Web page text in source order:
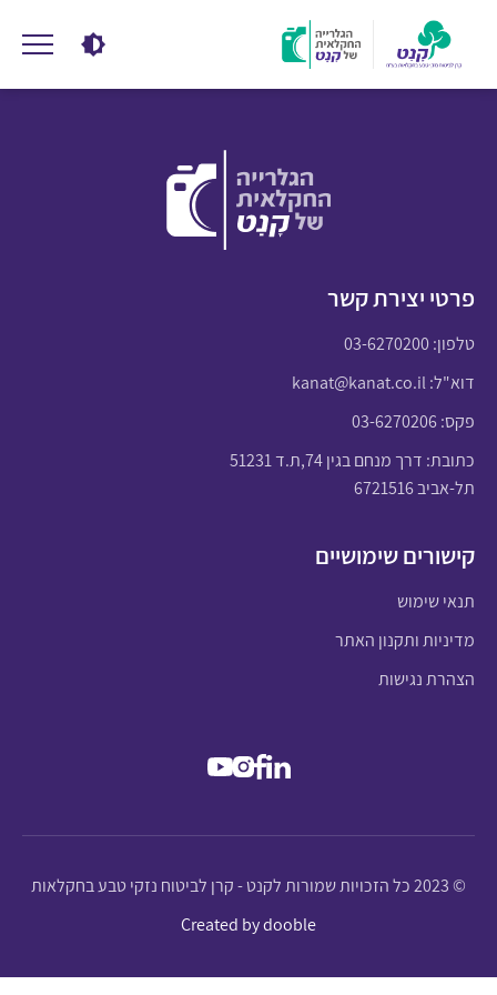
פרטי יצירת קשר
טלפון:03-6270200
דוא"ל:kanat@kanat.co.il
פקס: 03-6270206
כתובת: דרך מנחם בגין 74,ת.ד 51231
תל-אביב 6721516
קישורים שימושיים
תנאי שימוש
מדיניות ותקנון האתר
הצהרת נגישות
© 2023 כל הזכויות שמורות לקנט - קרן לביטוח נזקי טבע בחקלאות
Created by dooble